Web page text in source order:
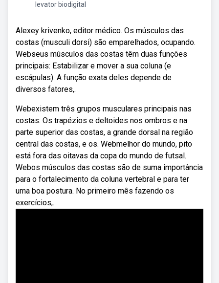
levator biodigital
Alexey krivenko, editor médico. Os músculos das
costas (musculi dorsi) são emparelhados, ocupando.
Webseus músculos das costas têm duas funções
principais: Estabilizar e mover a sua coluna (e
escápulas). A função exata deles depende de
diversos fatores,.
Webexistem três grupos musculares principais nas
costas: Os trapézios e deltoides nos ombros e na
parte superior das costas, a grande dorsal na região
central das costas, e os. Webmelhor do mundo, pito
está fora das oitavas da copa do mundo de futsal.
Webos músculos das costas são de suma importância
para o fortalecimento da coluna vertebral e para ter
uma boa postura. No primeiro mês fazendo os
exercícios,.